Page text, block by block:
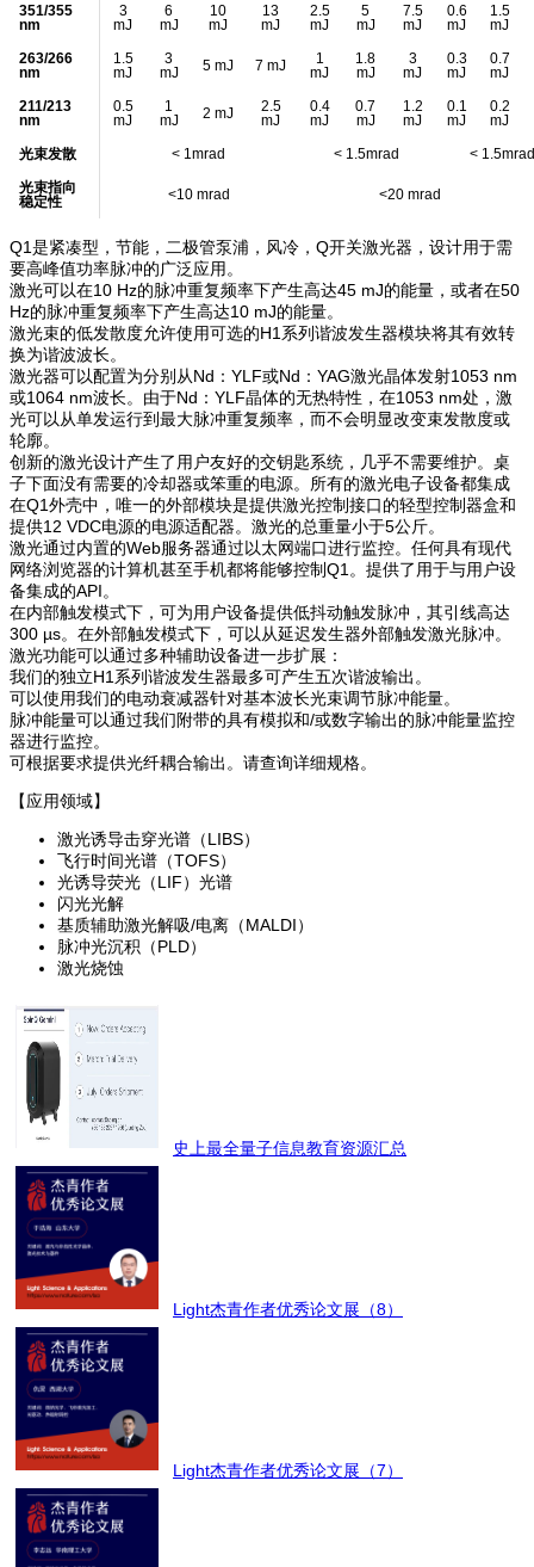
351/355
nm
3
mJ
6
mJ
10
mJ
13
mJ
2.5
mJ
5
mJ
7.5
mJ
0.6
mJ
1.5
mJ
263/266
nm
1.5
mJ
3
mJ
5 mJ 7 mJ
1
mJ
1.8
mJ
3
mJ
0.3
mJ
0.7
mJ
211/213
nm
0.5
mJ
1
mJ
2 mJ
2.5
mJ
0.4
mJ
0.7
mJ
1.2
mJ
0.1
mJ
0.2
mJ
光束发散
< 1mrad < 1.5mrad
< 1.5mrad
光束指向
稳定性
<10 mrad <20 mrad
Q1是紧凑型，节能，二极管泵浦，风冷，Q开关激光器，设计用于需
要高峰值功率脉冲的广泛应用。
激光可以在10 Hz的脉冲重复频率下产生高达45 mJ的能量，或者在50
Hz的脉冲重复频率下产生高达10 mJ的能量。
激光束的低发散度允许使用可选的H1系列谐波发生器模块将其有效转
换为谐波波长。
激光器可以配置为分别从Nd：YLF或Nd：YAG激光晶体发射1053 nm
或1064 nm波长。由于Nd：YLF晶体的无热特性，在1053 nm处，激
光可以从单发运行到最大脉冲重复频率，而不会明显改变束发散度或
轮廓。
创新的激光设计产生了用户友好的交钥匙系统，几乎不需要维护。桌
子下面没有需要的冷却器或笨重的电源。所有的激光电子设备都集成
在Q1外壳中，唯一的外部模块是提供激光控制接口的轻型控制器盒和
提供12 VDC电源的电源适配器。激光的总重量小于5公斤。
激光通过内置的Web服务器通过以太网端口进行监控。任何具有现代
网络浏览器的计算机甚至手机都将能够控制Q1。提供了用于与用户设
备集成的API。
在内部触发模式下，可为用户设备提供低抖动触发脉冲，其引线高达
300 µs。在外部触发模式下，可以从延迟发生器外部触发激光脉冲。
激光功能可以通过多种辅助设备进一步扩展：
我们的独立H1系列谐波发生器最多可产生五次谐波输出。
可以使用我们的电动衰减器针对基本波长光束调节脉冲能量。
脉冲能量可以通过我们附带的具有模拟和/或数字输出的脉冲能量监控
器进行监控。
可根据要求提供光纤耦合输出。请查询详细规格。
【应用领域】
激光诱导击穿光谱（LIBS）
飞行时间光谱（TOFS）
光诱导荧光（LIF）光谱
闪光光解
基质辅助激光解吸/电离（MALDI）
脉冲光沉积（PLD）
激光烧蚀
史上最全量子信息教育资源汇总
Light杰青作者优秀论文展（8）
Light杰青作者优秀论文展（7）